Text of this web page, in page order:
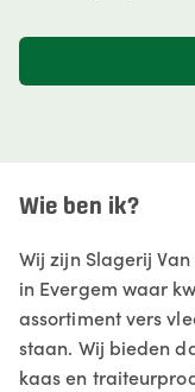
Wie ben ik?
Wij zijn Slagerij
in Evergem waar
assortiment vers
staan. Wij bieden
kaas en